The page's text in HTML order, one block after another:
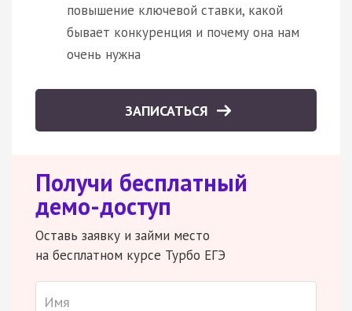
повышение ключевой ставки, какой
бывает конкуренция и почему она нам
очень нужна
ЗАПИСАТЬСЯ
Получи бесплатный
демо-доступ
Оставь заявку и займи место
на бесплатном курсе Турбо ЕГЭ